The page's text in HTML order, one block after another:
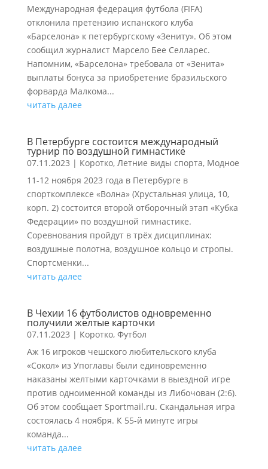
Международная федерация футбола (FIFA)
отклонила претензию испанского клуба
«Барселона» к петербургскому «Зениту». Об этом
сообщил журналист Марсело Бее Селларес.
Напомним, «Барселона» требовала от «Зенита»
выплаты бонуса за приобретение бразильского
форварда Малкома...
читать далее
В Петербурге состоится международный
турнир по воздушной гимнастике
07.11.2023 | Коротко, Летние виды спорта, Модное
11-12 ноября 2023 года в Петербурге в
спорткомплексе «Волна» (Хрустальная улица, 10,
корп. 2) состоится второй отборочный этап «Кубка
Федерации» по воздушной гимнастике.
Соревнования пройдут в трёх дисциплинах:
воздушные полотна, воздушное кольцо и стропы.
Спортсменки...
читать далее
В Чехии 16 футболистов одновременно
получили желтые карточки
07.11.2023 | Коротко, Футбол
Аж 16 игроков чешского любительского клуба
«Сокол» из Упоглавы были единовременно
наказаны желтыми карточками в выездной игре
против одноименной команды из Либочован (2:6).
Об этом сообщает Sportmail.ru. Скандальная игра
состоялась 4 ноября. К 55-й минуте игры
команда...
читать далее